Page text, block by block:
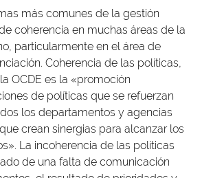
más comunes de la gestión
coherencia en muchas áreas de la
particularmente en el área de
Coherencia de las políticas,
OCDE es la «promoción
de políticas que se refuerzan
los departamentos y agencias
crean sinergias para alcanzar los
La incoherencia de las políticas
de una falta de comunicación